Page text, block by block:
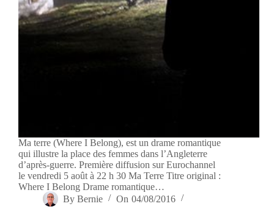
Ma terre (Where I Belong), est un drame romantique
qui illustre la place des femmes dans l’Angleterre
d’après-guerre. Première diffusion sur Eurochannel
le vendredi 5 août à 22 h 30 Ma Terre Titre original :
Where I Belong Drame romantique…
By Bernie On 04/08/2016